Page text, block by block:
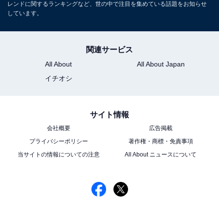
レンドに関するランキングなど、世の中で注目を集めている話題をお知らせ
しています。
関連サービス
All About
All About Japan
イチオシ
サイト情報
会社概要
広告掲載
プライバシーポリシー
著作権・商標・免責事項
当サイトの情報についての注意
All About ニュースについて